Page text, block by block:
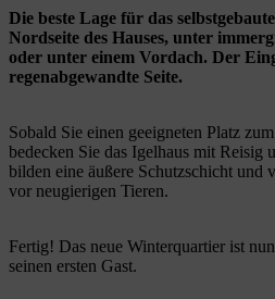
Die beste Lage für das
Nordseite des Hauses, unter
oder unter einem Vordach. Der
regenabgewandte Seite.
Sobald Sie einen geeigneten Platz
bedecken Sie das Igelhaus mit Reisig
bilden eine äußere Schutzschicht und
vor neugierigen Tieren.
Fertig! Das neue Winterquartier ist
seinen ersten Gast.